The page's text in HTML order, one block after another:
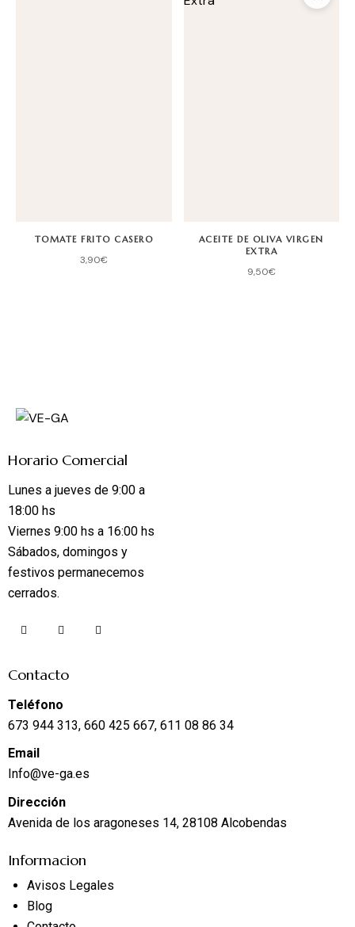
TOMATE FRITO CASERO
3,90€
ACEITE DE OLIVA VIRGEN
EXTRA
9,50€
Horario Comercial
Lunes a jueves de 9:00 a
18:00 hs
Viernes 9:00 hs a 16:00 hs
Sábados, domingos y
festivos permanecemos
cerrados.
Contacto
Teléfono
673 944 313, 660 425 667, 611 08 86 34
Email
Info@ve-ga.es
Dirección
Avenida de los aragoneses 14, 28108 Alcobendas
Informacion
Avisos Legales
Blog